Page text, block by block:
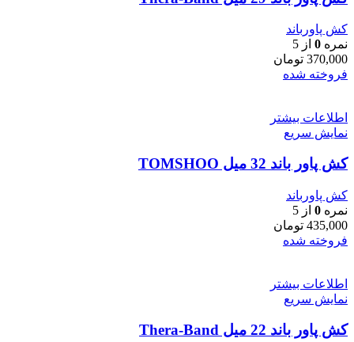
کش پاورباند
نمره 0 از 5
370,000 تومان
فروخته شده
اطلاعات بیشتر
نمایش سریع
کش پاور باند 32 میل TOMSHOO
کش پاورباند
نمره 0 از 5
435,000 تومان
فروخته شده
اطلاعات بیشتر
نمایش سریع
کش پاور باند 22 میل Thera-Band